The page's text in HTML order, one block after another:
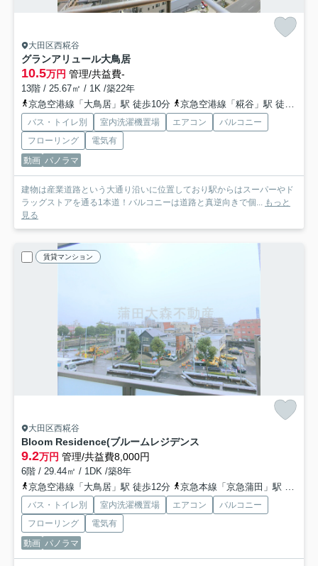
大田区西糀谷
グランアリュール大鳥居
10.5万円 管理/共益費-
13階 / 25.67㎡ / 1K /築22年
京急空港線「大鳥居」駅 徒歩10分
京急空港線「糀谷」駅 徒歩16分
バス・トイレ別 室内洗濯機置場 エアコン
バルコニー
フローリング
電気有
動画 パノラマ
建物は産業道路という大通り沿いに位置しており駅からはスーパーやド
ラッグストアを通る1本道！バルコニーは道路と真逆向きで個...
もっと
見る
賃貸マンション
大田区西糀谷
Bloom Residence(ブルームレジデンス
9.2万円 管理/共益費8,000円
6階 / 29.44㎡ / 1DK /築8年
京急空港線「大鳥居」駅 徒歩12分
京急本線「京急蒲田」駅 徒歩17分
バス・トイレ別 室内洗濯機置場 エアコン
バルコニー
フローリング
電気有
動画 パノラマ